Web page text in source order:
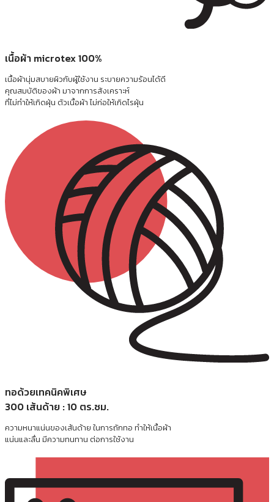
เนื้อผ้า microtex 100%
เนื้อผ้านุ่มสบายผิวกับผู้ใช้งาน ระบายความร้อนได้ดี
คุณสมบัติของผ้า มาจากการสังเคราะห์
ที่ไม่ทำให้เกิดฝุ่น ตัวเนื้อผ้า ไม่ก่อให้เกิดไรฝุ่น
ทอด้วยเทคนิคพิเศษ
300 เส้นด้าย : 10 ตร.ซม.
ความหนาแน่นของเส้นด้าย ในการถักทอ ทำให้เนื้อผ้า
แน่นและลื่น มีความทนทาน ต่อการใช้งาน